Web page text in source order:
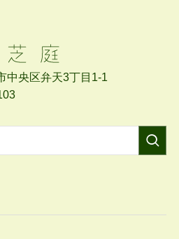
中央区弁天3丁目1-1